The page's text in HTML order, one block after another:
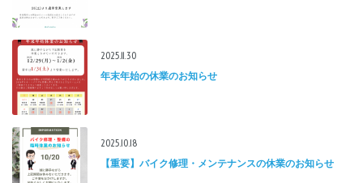
2025.11.30
年末年始の休業のお知らせ
2025.10.18
【重要】バイク修理・メンテナンスの休業のお知らせ